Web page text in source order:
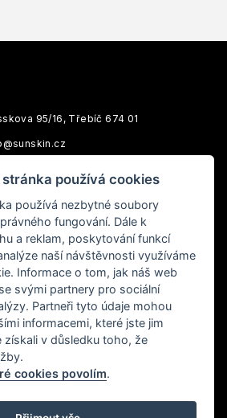
95/16, Třebíč 674 01
prodej prémiové kosmetiky předních
světových značek.
nezávislým Brand Affiliate. Tyto
Inc. ani její přidružené společnosti.
stránka používá cookies
používá nezbytné soubory
fungování. Dále k
a reklam, poskytování funkcí
naší návštěvnosti využíváme
Informace o tom, jak náš web
svými partnery pro sociální
Partneři tyto údaje mohou
informacemi, které jste jim
získali v důsledku toho, že
cookies povolím.